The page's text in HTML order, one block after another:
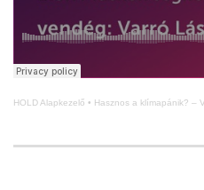
HOLD Alapkezelő • Hasznos a klímapánik? –